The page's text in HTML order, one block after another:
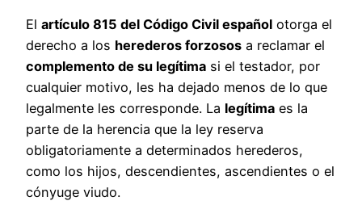
El artículo 815 del Código Civil español otorga el
derecho a los herederos forzosos a reclamar el
complemento de su legítima si el testador, por
cualquier motivo, les ha dejado menos de lo que
legalmente les corresponde. La legítima es la
parte de la herencia que la ley reserva
obligatoriamente a determinados herederos,
como los hijos, descendientes, ascendientes o el
cónyuge viudo.